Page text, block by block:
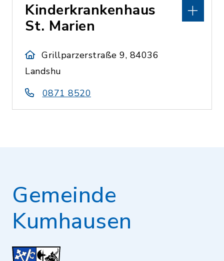
Kinderkrankenhaus
St. Marien
Grillparzerstraße 9, 84036
Landshu
0871 8520
Gemeinde
Kumhausen